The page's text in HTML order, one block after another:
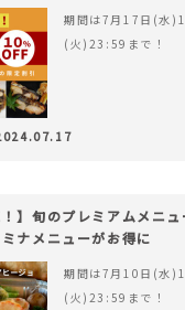
期間は7月17日(水
(火)23:59まで！
！】旬のプレミアムメニ
ナメニューがお得に
期間は7月10日(水
(火)23:59まで！